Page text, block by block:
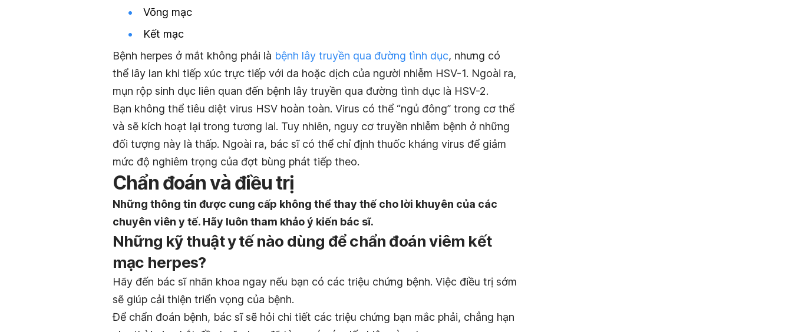
Võng mạc
Kết mạc
Bệnh herpes ở mắt không phải là bệnh lây truyền qua đường tình dục, nhưng có
thể lây lan khi tiếp xúc trực tiếp với da hoặc dịch của người nhiễm HSV-1. Ngoài ra,
mụn rộp sinh dục liên quan đến bệnh lây truyền qua đường tình dục là HSV-2.
Bạn không thể tiêu diệt virus HSV hoàn toàn. Virus có thể “ngủ đông” trong cơ thể
và sẽ kích hoạt lại trong tương lai. Tuy nhiên, nguy cơ truyền nhiễm bệnh ở những
đối tượng này là thấp. Ngoài ra, bác sĩ có thể chỉ định thuốc kháng virus để giảm
mức độ nghiêm trọng của đợt bùng phát tiếp theo.
Chẩn đoán và điều trị
Những thông tin được cung cấp không thể thay thế cho lời khuyên của các
chuyên viên y tế. Hãy luôn tham khảo ý kiến bác sĩ.
Những kỹ thuật y tế nào dùng để chẩn đoán viêm kết
mạc herpes?
Hãy đến bác sĩ nhãn khoa ngay nếu bạn có các triệu chứng bệnh. Việc điều trị sớm
sẽ giúp cải thiện triển vọng của bệnh.
Để chẩn đoán bệnh, bác sĩ sẽ hỏi chi tiết các triệu chứng bạn mắc phải, chẳng hạn